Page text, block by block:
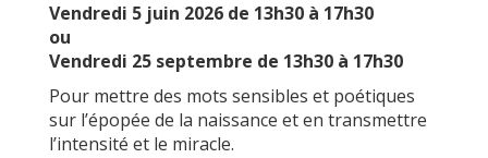
Vendredi 5 juin 2026 de 13h30 à 17h30
ou
Vendredi 25 septembre de 13h30 à 17h30
Pour mettre des mots sensibles et poétiques
sur l’épopée de la naissance et en transmettre
l’intensité et le miracle.